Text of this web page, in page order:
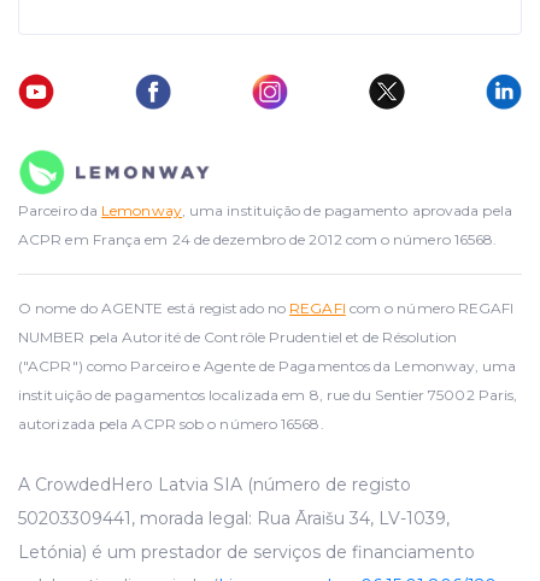
Parceiro da Lemonway, uma instituição de pagamento aprovada pela
ACPR em França em 24 de dezembro de 2012 com o número 16568.
O nome do AGENTE está registado no REGAFI com o número REGAFI
NUMBER pela Autorité de Contrôle Prudentiel et de Résolution
("ACPR") como Parceiro e Agente de Pagamentos da Lemonway, uma
instituição de pagamentos localizada em 8, rue du Sentier 75002 Paris,
autorizada pela ACPR sob o número 16568.
A CrowdedHero Latvia SIA (número de registo
50203309441, morada legal: Rua Āraišu 34, LV-1039,
Letónia) é um prestador de serviços de financiamento